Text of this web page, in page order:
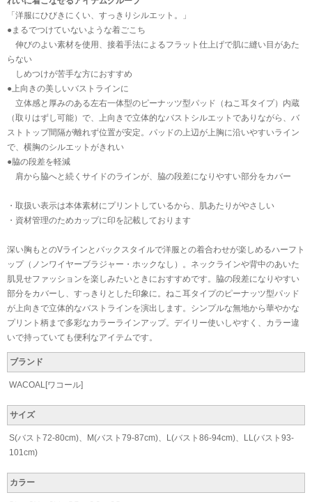
「洋服にひびきにくい、すっきりシルエット。」
●まるでつけていないような着ごこち
伸びのよい素材を使用、接着手法によるフラット仕上げで肌に縫い目があた
らない
しめつけが苦手な方におすすめ
●上向きの美しいバストラインに
立体感と厚みのある左右一体型のピーナッツ型パッド（ねこ耳タイプ）内蔵
（取りはずし可能）で、上向きで立体的なバストシルエットでありながら、バ
ストトップ間隔が離れず位置が安定。パッドの上辺が上胸に沿いやすいライン
で、横胸のシルエットがきれい
●脇の段差を軽減
肩から脇へと続くサイドのラインが、脇の段差になりやすい部分をカバー
・取扱い表示は本体素材にプリントしているから、肌あたりがやさしい
・資材管理のためカップに印を記載しております
深い胸もとのVラインとバックスタイルで洋服との着合わせが楽しめるハーフト
ップ（ノンワイヤーブラジャー・ホックなし）。ネックラインや背中のあいた
肌見せファッションを楽しみたいときにおすすめです。脇の段差になりやすい
部分をカバーし、すっきりとした印象に。ねこ耳タイプのピーナッツ型パッド
が上向きで立体的なバストラインを演出します。シンプルな無地から華やかな
プリント柄まで多彩なカラーラインアップ。デイリー使いしやすく、カラー違
いで持っていても便利なアイテムです。
ブランド
WACOAL[ワコール]
サイズ
S(バスト72-80cm)、M(バスト79-87cm)、L(バスト86-94cm)、LL(バスト93-
101cm)
カラー